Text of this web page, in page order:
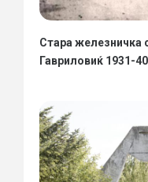
Стара железничка
Гавриловиќ 1931-40